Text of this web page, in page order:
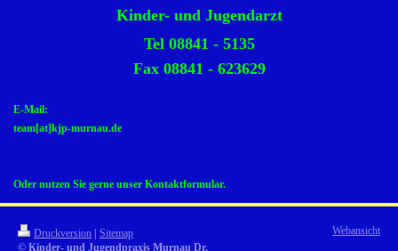
Kinder- und Jugendarzt
Tel 08841 - 5135
Fax 08841 - 623629
E-Mail:
team[at]kjp-murnau.de
Oder nutzen Sie gerne unser Kontaktformular.
Druckversion
Sitemap
© Kinder- und Jugendpraxis Murnau Dr.
Webansicht